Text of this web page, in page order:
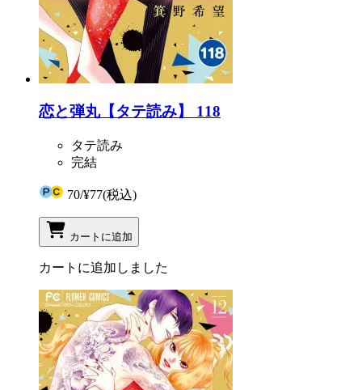
恋と弾丸【タテ読み】 118
タテ読み
完結
70/¥77(税込)
カートに追加
カートに追加しました